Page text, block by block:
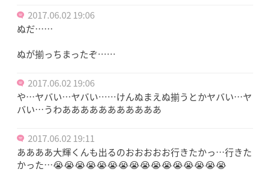
2017.06.02 19:06
ぬだ……
ぬが揃っちまったぞ……
2017.06.02 19:06
や…ヤバい…ヤバい……けんぬまえぬ揃うとかヤバい…ヤ
バい…うわあああああああああああ
2017.06.02 19:11
ああああ大輝くんも出るのおおおおお行きたかっ…行きた
かった…😭😭😭😭😭😭😭😭😭😭😭😭😭😭😭😭